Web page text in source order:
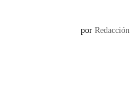
porRedacción